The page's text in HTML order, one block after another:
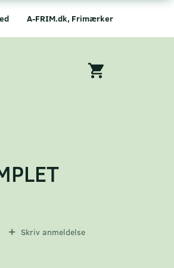
A-FRIM.dk, Frimærker
Skriv anmeldelse